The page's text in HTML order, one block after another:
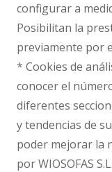
configurar a
Posibilitan la
previamente por
* Cookies de
conocer el
diferentes
y tendencias de
poder mejorar la
por WIOSOFAS